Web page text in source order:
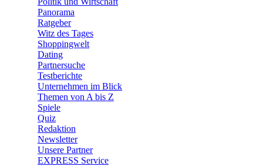
Panorama
Ratgeber
Witz des Tages
Shoppingwelt
Dating
Partnersuche
Testberichte
Unternehmen im Blick
Themen von A bis Z
Spiele
Quiz
Redaktion
Newsletter
Unsere Partner
EXPRESS Service